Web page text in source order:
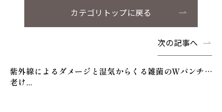
カテゴリトップに戻る
次の記事へ
紫外線によるダメージと湿気からくる雑菌のＷパンチ…
老け...